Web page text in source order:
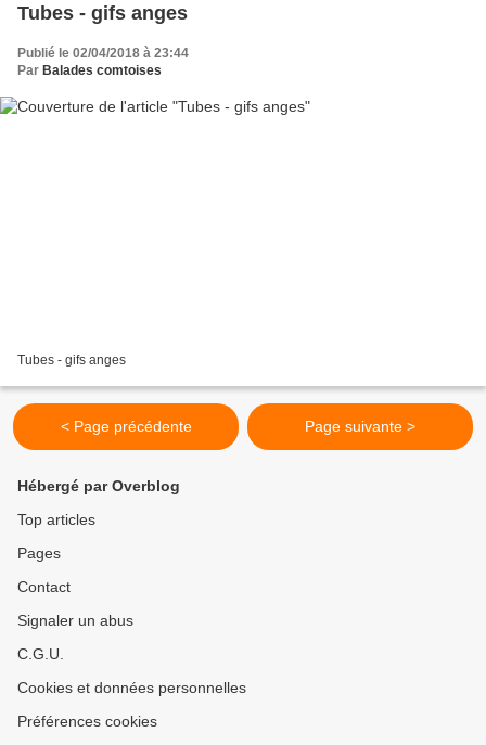
Tubes - gifs anges
Publié le 02/04/2018 à 23:44
Par Balades comtoises
Tubes - gifs anges
< Page précédente Page suivante >
Hébergé par Overblog
Top articles
Pages
Contact
Signaler un abus
C.G.U.
Cookies et données personnelles
Préférences cookies